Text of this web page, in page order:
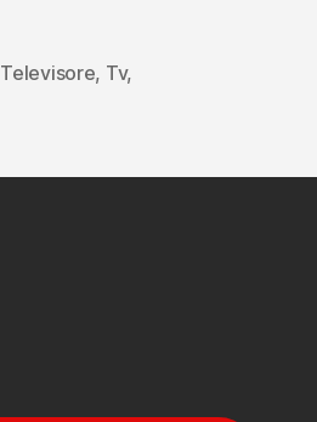
Televisore, Tv,